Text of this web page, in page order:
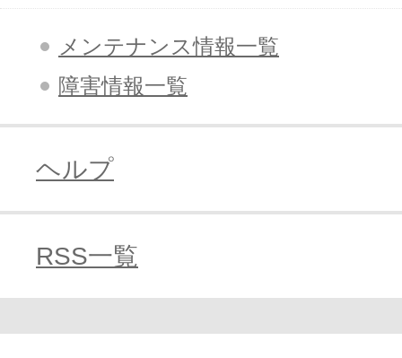
全Officeアプリが月額で使える
Microsoft 365
メンテナンス情報一覧
障害情報一覧
ヘルプ
RSS一覧